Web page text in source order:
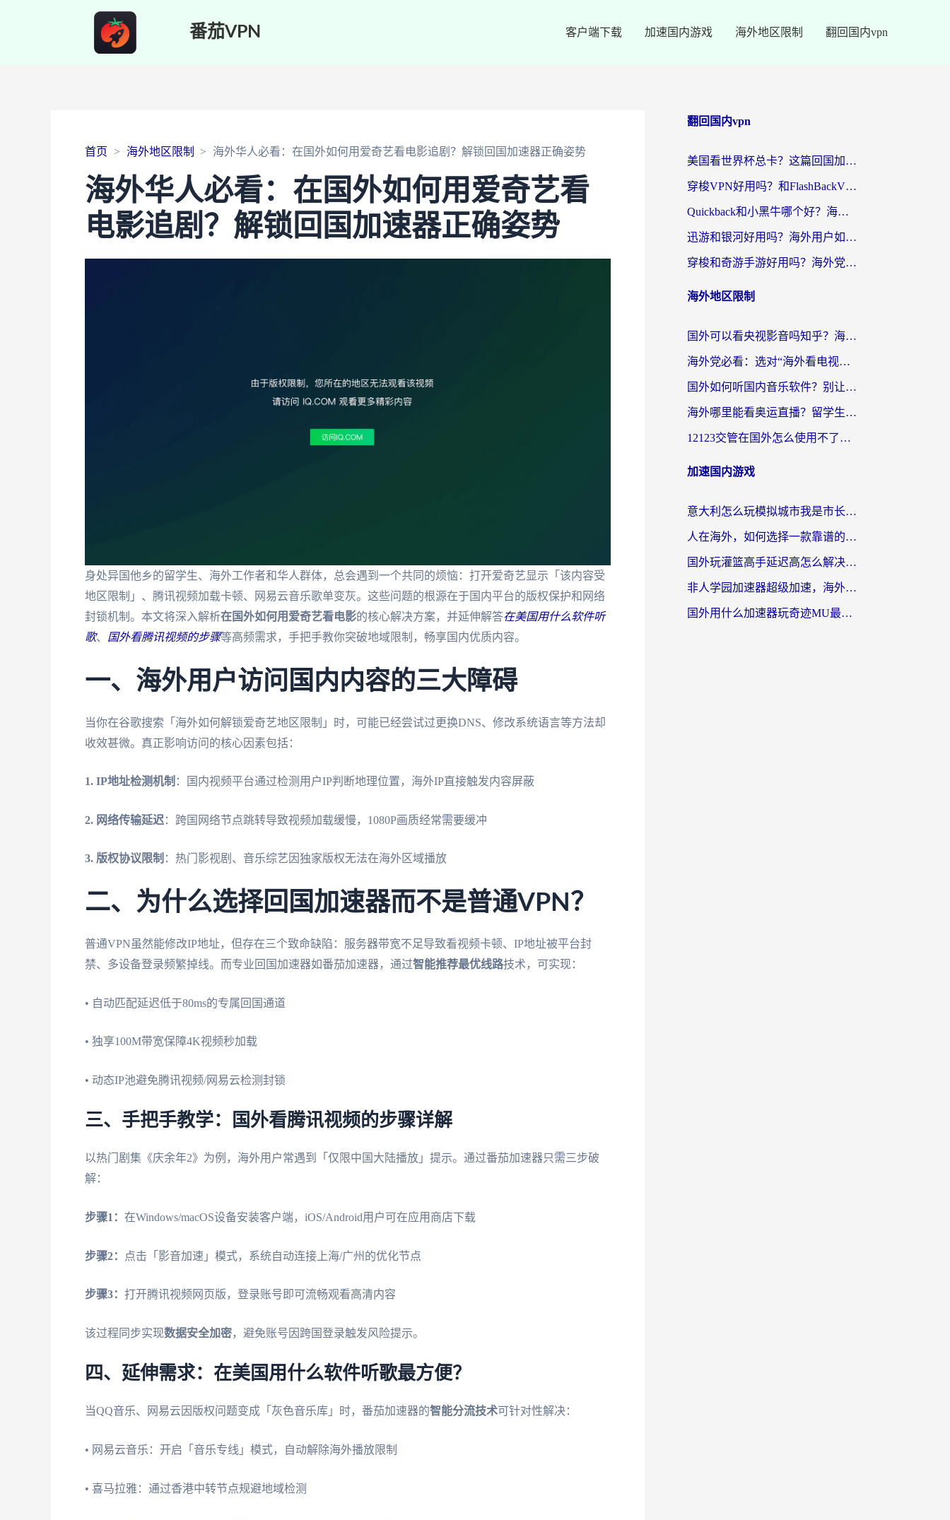
番茄VPN 客户端下载 加速国内游戏 海外地区限制 翻回国内vpn
首页 海外地区限制 海外华人必看：在国外如何用爱奇艺看电影追剧？解锁回国加速器正确姿势
海外华人必看：在国外如何用爱奇艺看
电影追剧？解锁回国加速器正确姿势
身处异国他乡的留学生、海外工作者和华人群体，总会遇到一个共同的烦恼：打开爱奇艺显示「该内容受
地区限制」、腾讯视频加载卡顿、网易云音乐歌单变灰。这些问题的根源在于国内平台的版权保护和网络
封锁机制。本文将深入解析在国外如何用爱奇艺看电影的核心解决方案，并延伸解答在美国用什么软件听
歌、 国外看腾讯视频的步骤等高频需求，手把手教你突破地域限制，畅享国内优质内容。
一、海外用户访问国内内容的三大障碍
当你在谷歌搜索「海外如何解锁爱奇艺地区限制」时，可能已经尝试过更换DNS、修改系统语言等方法却
收效甚微。真正影响访问的核心因素包括：
1. IP地址检测机制 ：国内视频平台通过检测用户IP判断地理位置，海外IP直接触发内容屏蔽
2. 网络传输延迟：跨国网络节点跳转导致视频加载缓慢，1080P画质经常需要缓冲
3. 版权协议限制 ：热门影视剧、音乐综艺因独家版权无法在海外区域播放
二、为什么选择回国加速器而不是普通VPN？
普通VPN虽然能修改IP地址，但存在三个致命缺陷：服务器带宽不足导致看视频卡顿、IP地址被平台封
禁、多设备登录频繁掉线。而专业回国加速器如番茄加速器，通过智能推荐最优线路技术，可实现：
• 自动匹配延迟低于80ms的专属回国通道
• 独享100M带宽保障4K视频秒加载
• 动态IP池避免腾讯视频/网易云检测封锁
三、手把手教学：国外看腾讯视频的步骤详解
以热门剧集《庆余年2》为例，海外用户常遇到「仅限中国大陆播放」提示。通过番茄加速器只需三步破
解：
步骤1： 在Windows/macOS设备安装客户端，iOS/Android用户可在应用商店下载
步骤2： 点击「影音加速」模式，系统自动连接上海/广州的优化节点
步骤3： 打开腾讯视频网页版，登录账号即可流畅观看高清内容
该过程同步实现数据安全加密，避免账号因跨国登录触发风险提示。
四、延伸需求：在美国用什么软件听歌最方便？
当QQ音乐、网易云因版权问题变成「灰色音乐库」时，番茄加速器的智能分流技术可针对性解决：
• 网易云音乐：开启「音乐专线」模式，自动解除海外播放限制
• 喜马拉雅：通过香港中转节点规避地域检测
翻回国内vpn
美国看世界杯总卡？这篇回国加速器指南帮你无缝刷国内资源（附苹果手机VPN设置步骤）
穿梭VPN好用吗？和FlashBackVPN对比哪个回国效果更好？
Quickback和小黑牛哪个好？海外党亲测指南，选对回国加速器秒回国内
迅游和银河好用吗？海外用户如何选择回国加速器实现无缝访问国内资源
穿梭和奇游手游好用吗？海外党亲测3款回国加速器，附蜜蜂加速器七天试用攻略
海外地区限制
国外可以看央视影音吗知乎？海外党亲测有效的回国加速方案
海外党必看：选对“海外看电视剧软件”，再也不用愁国内剧刷不了
国外如何听国内音乐软件？别让地域限制，断了你的中文歌单
海外哪里能看奥运直播？留学生&海外华人必看的体育赛事观赛终极指南
12123交管在国外怎么使用不了？海外华人必看的无缝访问国内资源指南
加速国内游戏
意大利怎么玩模拟城市我是市长？海外党国服游戏加速终极攻略（附三国3量子特攻解决办法）
人在海外，如何选择一款靠谱的玩剑灵2加速器？
国外玩灌篮高手延迟高怎么解决？海外玩家国服游戏加速终极指南
非人学园加速器超级加速，海外玩家重返国服的通行证
国外用什么加速器玩奇迹MU最好？2026海外玩家国服游戏加速全攻略